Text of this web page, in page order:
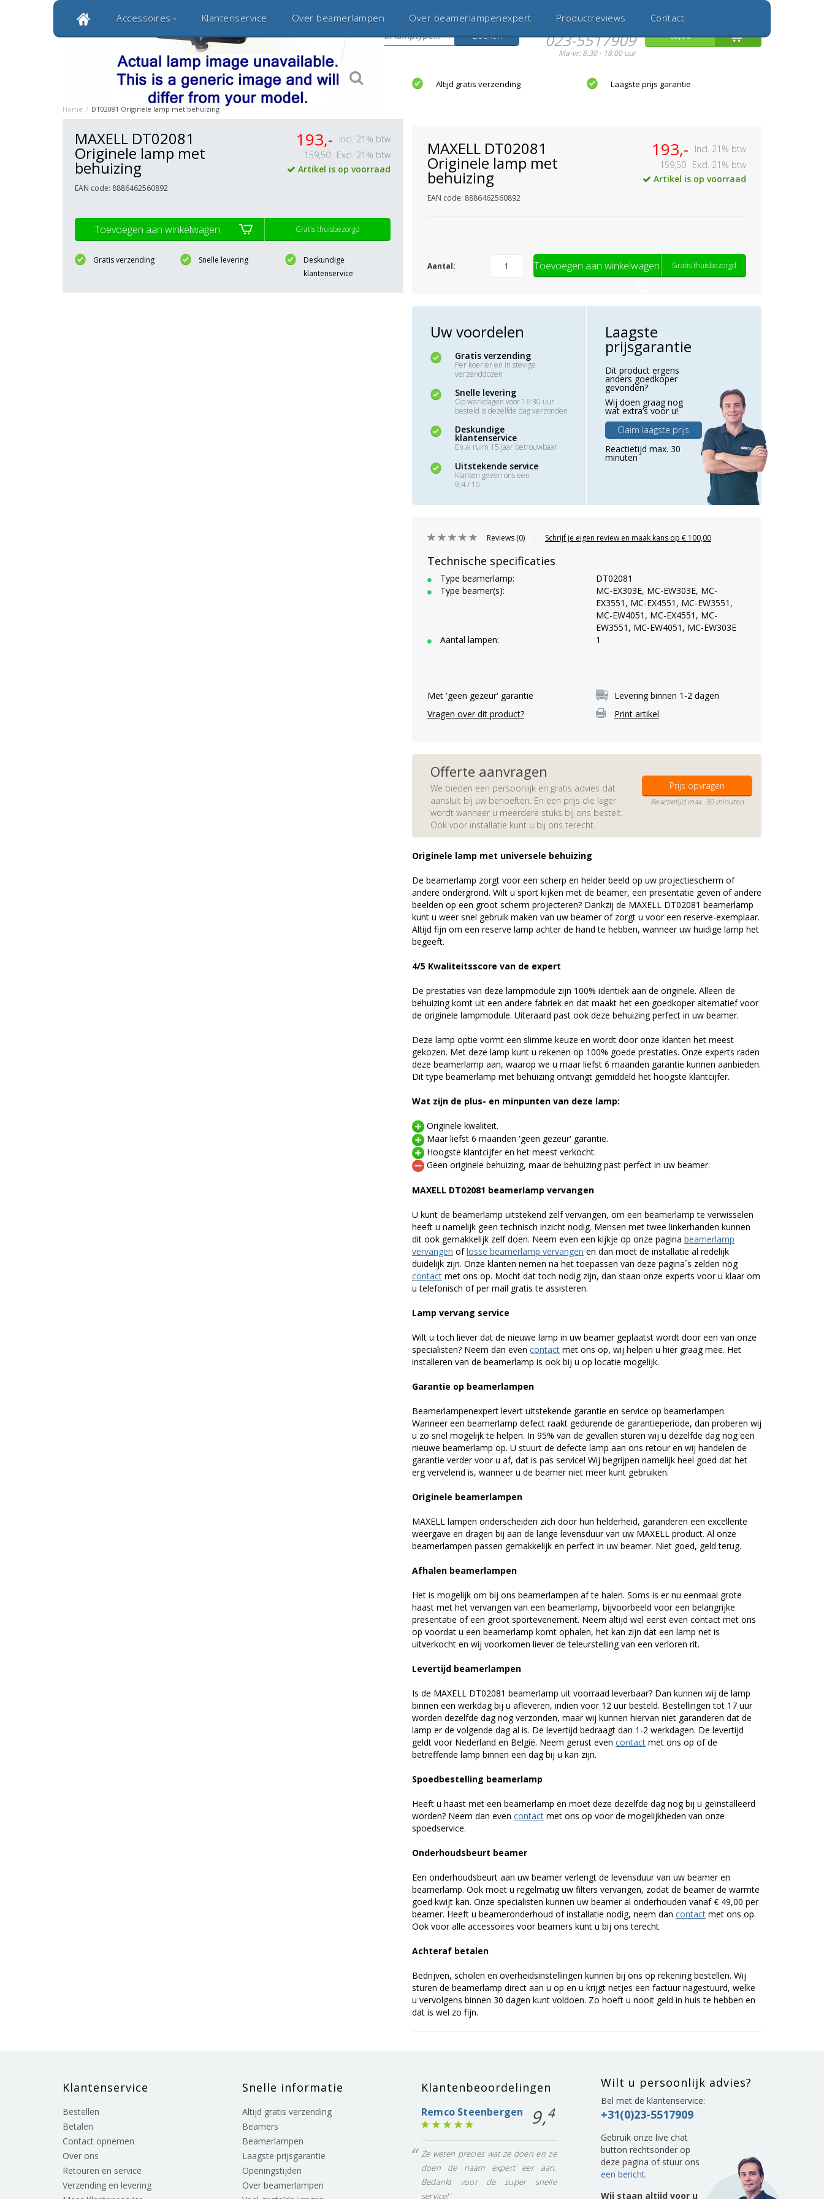
Inloggen
Klantbeoordeling 9,0
Bekijk alle 1000+ reviews
Zoeken
Hulp nodig?
023-5517909
Ma-vr: 8.30 - 18.00 uur
€0,00
Accessoires Klantenservice Over beamerlampen Over beamerlampenexpert Productreviews Contact
Originele kwaliteitsproducten 20 jaar betrouwbaar en ervaren Altijd gratis verzending Laagste prijs garantie
Home / DT02081 Originele lamp met behuizing
MAXELL DT02081
Originele lamp met
behuizing
EAN code: 8886462560892
193,-
Incl. 21% btw
159,50 Excl. 21% btw
Artikel is op voorraad
Toevoegen aan winkelwagen Gratis thuisbezorgd
Gratis verzending Snelle levering
Deskundige
klantenservice
MAXELL DT02081
Originele lamp met
behuizing
EAN code: 8886462560892
193,-
Incl. 21% btw
159,50 Excl. 21% btw
Artikel is op voorraad
Aantal: Toevoegen aan winkelwagen Gratis thuisbezorgd
Uw voordelen
Gratis verzending
Per koerier en in stevige
verzenddozen
Snelle levering
Op werkdagen voor 16:30 uur
besteld is dezelfde dag verzonden
Deskundige
klantenservice
En al ruim 15 jaar betrouwbaar
Uitstekende service
Klanten geven ons een
9,4 / 10
Laagste
prijsgarantie
Dit product ergens
anders goedkoper
gevonden?
Wij doen graag nog
wat extra’s voor u!
Claim laagste prijs
Reactietijd max. 30
minuten
Reviews (0) Schrijf je eigen review en maak kans op € 100,00
Technische specificaties
Type beamerlamp:
DT02081
Type beamer(s):
MC-EX303E, MC-EW303E, MC-
EX3551, MC-EX4551, MC-EW3551,
MC-EW4051, MC-EX4551, MC-
EW3551, MC-EW4051, MC-EW303E
Aantal lampen:
1
Met 'geen gezeur' garantie
Levering binnen 1-2 dagen
Vragen over dit product?
Print artikel
Offerte aanvragen
We bieden een persoonlijk en gratis advies dat
aansluit bij uw behoeften. En een prijs die lager
wordt wanneer u meerdere stuks bij ons bestelt.
Ook voor installatie kunt u bij ons terecht.
Prijs opvragen
Reactietijd max. 30 minuten
Originele lamp met universele behuizing
De beamerlamp zorgt voor een scherp en helder beeld op uw projectiescherm of
andere ondergrond. Wilt u sport kijken met de beamer, een presentatie geven of andere
beelden op een groot scherm projecteren? Dankzij de MAXELL DT02081 beamerlamp
kunt u weer snel gebruik maken van uw beamer of zorgt u voor een reserve-exemplaar.
Altijd fijn om een reserve lamp achter de hand te hebben, wanneer uw huidige lamp het
begeeft.
4/5 Kwaliteitsscore van de expert
De prestaties van deze lampmodule zijn 100% identiek aan de originele. Alleen de
behuizing komt uit een andere fabriek en dat maakt het een goedkoper alternatief voor
de originele lampmodule. Uiteraard past ook deze behuizing perfect in uw beamer.
Deze lamp optie vormt een slimme keuze en wordt door onze klanten het meest
gekozen. Met deze lamp kunt u rekenen op 100% goede prestaties. Onze experts raden
deze beamerlamp aan, waarop we u maar liefst 6 maanden garantie kunnen aanbieden.
Dit type beamerlamp met behuizing ontvangt gemiddeld het hoogste klantcijfer.
Wat zijn de plus- en minpunten van deze lamp:
Originele kwaliteit.
Maar liefst 6 maanden 'geen gezeur' garantie.
Hoogste klantcijfer en het meest verkocht.
Geen originele behuizing, maar de behuizing past perfect in uw beamer.
MAXELL DT02081 beamerlamp vervangen
U kunt de beamerlamp uitstekend zelf vervangen, om een beamerlamp te verwisselen
heeft u namelijk geen technisch inzicht nodig. Mensen met twee linkerhanden kunnen
dit ook gemakkelijk zelf doen. Neem even een kijkje op onze pagina beamerlamp
vervangen oflosse beamerlamp vervangen en dan moet de installatie al redelijk
duidelijk zijn. Onze klanten nemen na het toepassen van deze pagina´s zelden nog
contact met ons op. Mocht dat toch nodig zijn, dan staan onze experts voor u klaar om
u telefonisch of per mail gratis te assisteren.
Lamp vervang service
Wilt u toch liever dat de nieuwe lamp in uw beamer geplaatst wordt door een van onze
specialisten? Neem dan even contact met ons op, wij helpen u hier graag mee. Het
installeren van de beamerlamp is ook bij u op locatie mogelijk.
Garantie op beamerlampen
Beamerlampenexpert levert uitstekende garantie en service op beamerlampen.
Wanneer een beamerlamp defect raakt gedurende de garantieperiode, dan proberen wij
u zo snel mogelijk te helpen. In 95% van de gevallen sturen wij u dezelfde dag nog een
nieuwe beamerlamp op. U stuurt de defecte lamp aan ons retour en wij handelen de
garantie verder voor u af, dat is pas service! Wij begrijpen namelijk heel goed dat het
erg vervelend is, wanneer u de beamer niet meer kunt gebruiken.
Originele beamerlampen
MAXELL lampen onderscheiden zich door hun helderheid, garanderen een excellente
weergave en dragen bij aan de lange levensduur van uw MAXELL product. Al onze
beamerlampen passen gemakkelijk en perfect in uw beamer. Niet goed, geld terug.
Afhalen beamerlampen
Het is mogelijk om bij ons beamerlampen af te halen. Soms is er nu eenmaal grote
haast met het vervangen van een beamerlamp, bijvoorbeeld voor een belangrijke
presentatie of een groot sportevenement. Neem altijd wel eerst even contact met ons
op voordat u een beamerlamp komt ophalen, het kan zijn dat een lamp net is
uitverkocht en wij voorkomen liever de teleurstelling van een verloren rit.
Levertijd beamerlampen
Is de MAXELL DT02081 beamerlamp uit voorraad leverbaar? Dan kunnen wij de lamp
binnen een werkdag bij u afleveren, indien voor 12 uur besteld. Bestellingen tot 17 uur
worden dezelfde dag nog verzonden, maar wij kunnen hiervan niet garanderen dat de
lamp er de volgende dag al is. De levertijd bedraagt dan 1-2 werkdagen. De levertijd
geldt voor Nederland en België. Neem gerust even contact met ons op of de
betreffende lamp binnen een dag bij u kan zijn.
Spoedbestelling beamerlamp
Heeft u haast met een beamerlamp en moet deze dezelfde dag nog bij u geïnstalleerd
worden? Neem dan even contact met ons op voor de mogelijkheden van onze
spoedservice.
Onderhoudsbeurt beamer
Een onderhoudsbeurt aan uw beamer verlengt de levensduur van uw beamer en
beamerlamp. Ook moet u regelmatig uw filters vervangen, zodat de beamer de warmte
goed kwijt kan. Onze specialisten kunnen uw beamer al onderhouden vanaf € 49,00 per
beamer. Heeft u beameronderhoud of installatie nodig, neem dan contact met ons op.
Ook voor alle accessoires voor beamers kunt u bij ons terecht.
Achteraf betalen
Bedrijven, scholen en overheidsinstellingen kunnen bij ons op rekening bestellen. Wij
sturen de beamerlamp direct aan u op en u krijgt netjes een factuur nagestuurd, welke
u vervolgens binnen 30 dagen kunt voldoen. Zo hoeft u nooit geld in huis te hebben en
dat is wel zo fijn.
Klantenservice
Bestellen
Betalen
Contact opnemen
Over ons
Retouren en service
Verzending en levering
Snelle informatie
Altijd gratis verzending
Beamers
Beamerlampen
Laagste prijsgarantie
Openingstijden
Over beamerlampen
Klantenbeoordelingen
Remco Steenbergen 9,4
Ze weten precies wat ze doen en ze
doen de naam expert eer aan.
Bedankt voor de super snelle
service!'
Wilt u persoonlijk advies?
Bel met de klantenservice:
+31(0)23-5517909
Gebruik onze live chat
button rechtsonder op
deze pagina of stuur ons
een bericht.
Wij staan altijd voor u